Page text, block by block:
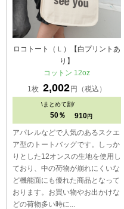
ロコトート（Ｌ）【白プリントあ
り】
コットン 12oz
1枚 2,002円（税込）
\まとめて割/
50％ 910 円
アパレルなどで人気のあるスクエ
ア型のトートバッグです。しっか
りとした12オンスの生地を使用し
ており、中の荷物が崩れにくいな
ど機能面にも優れた商品となって
おります。お買い物やお出かけな
どの荷物多い時に...